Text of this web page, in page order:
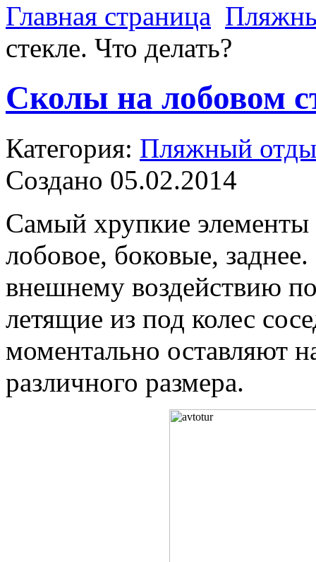
Главная страница
стекле. Что делать?
Сколы на лобовом
Категория: Пляжный
Создано 05.02.2014
Самый хрупкие элементы
лобовое, боковые,
внешнему воздействию
летящие из под колес
моментально оставляют
различного размера.